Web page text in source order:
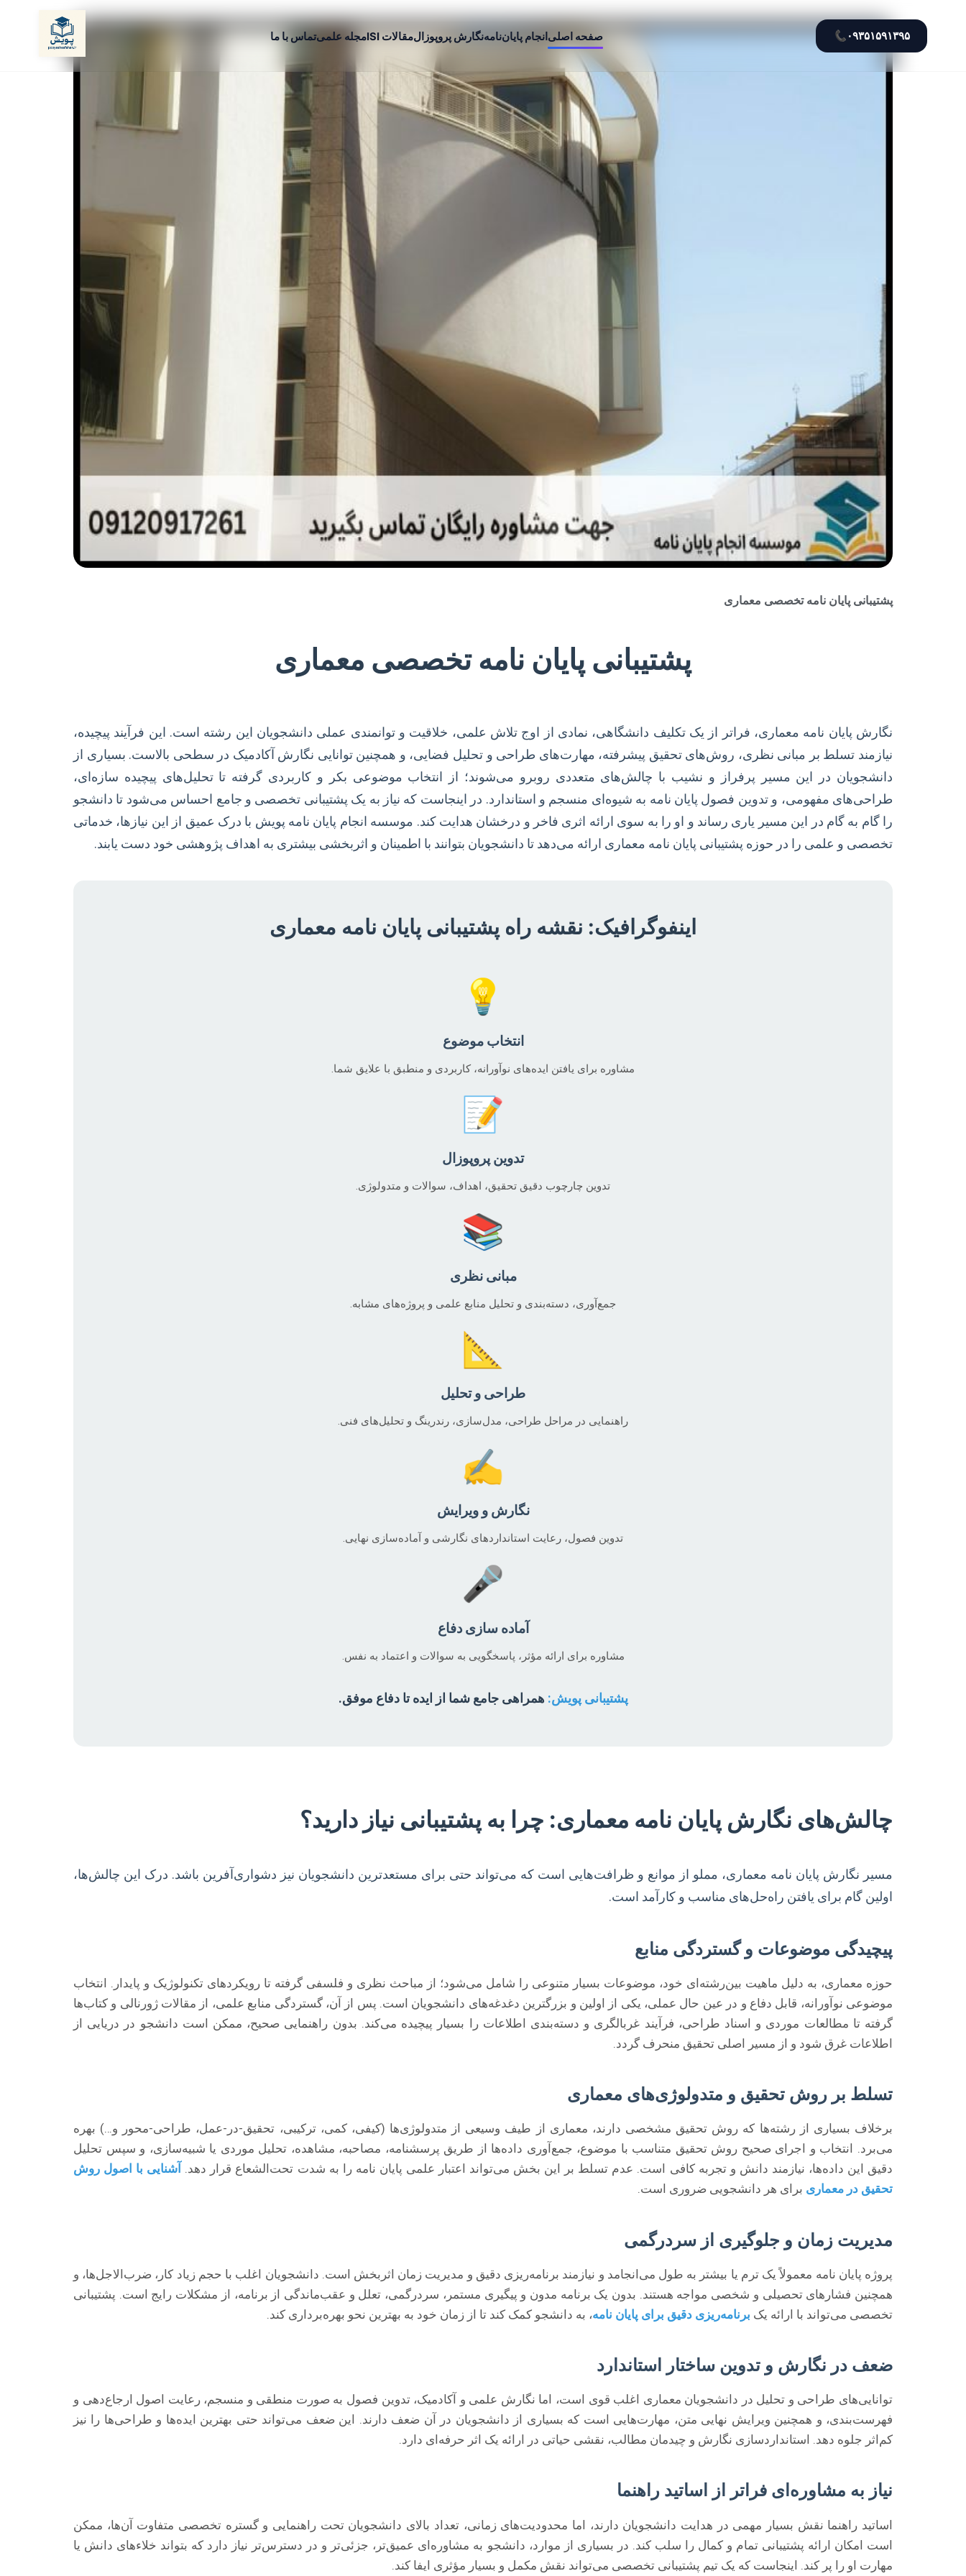
۰۹۳۵۱۵۹۱۳۹۵ 📞 صفحه اصلی انجام پایان‌نامهنگارش پروپوزالمقالات ISI مجله علمیتماس با ما
پشتیبانی پایان نامه تخصصی معماری
پشتیبانی پایان نامه تخصصی معماری
نگارش پایان نامه معماری، فراتر از یک تکلیف دانشگاهی، نمادی از اوج تلاش علمی، خلاقیت و توانمندی عملی دانشجویان این رشته است. این فرآیند پیچیده،
نیازمند تسلط بر مبانی نظری، روش‌های تحقیق پیشرفته، مهارت‌های طراحی و تحلیل فضایی، و همچنین توانایی نگارش آکادمیک در سطحی بالاست. بسیاری از
دانشجویان در این مسیر پرفراز و نشیب با چالش‌های متعددی روبرو می‌شوند؛ از انتخاب موضوعی بکر و کاربردی گرفته تا تحلیل‌های پیچیده سازه‌ای،
طراحی‌های مفهومی، و تدوین فصول پایان نامه به شیوه‌ای منسجم و استاندارد. در اینجاست که نیاز به یک پشتیبانی تخصصی و جامع احساس می‌شود تا دانشجو
را گام به گام در این مسیر یاری رساند و او را به سوی ارائه اثری فاخر و درخشان هدایت کند. موسسه انجام پایان نامه پویش با درک عمیق از این نیازها، خدماتی
تخصصی و علمی را در حوزه پشتیبانی پایان نامه معماری ارائه می‌دهد تا دانشجویان بتوانند با اطمینان و اثربخشی بیشتری به اهداف پژوهشی خود دست یابند.
اینفوگرافیک: نقشه راه پشتیبانی پایان نامه معماری
💡
انتخاب موضوع
مشاوره برای یافتن ایده‌های نوآورانه، کاربردی و منطبق با علایق شما.
📝
تدوین پروپوزال
تدوین چارچوب دقیق تحقیق، اهداف، سوالات و متدولوژی.
📚
مبانی نظری
جمع‌آوری، دسته‌بندی و تحلیل منابع علمی و پروژه‌های مشابه.
📐
طراحی و تحلیل
راهنمایی در مراحل طراحی، مدل‌سازی، رندرینگ و تحلیل‌های فنی.
✍️
نگارش و ویرایش
تدوین فصول، رعایت استانداردهای نگارشی و آماده‌سازی نهایی.
🎤
آماده سازی دفاع
مشاوره برای ارائه مؤثر، پاسخگویی به سوالات و اعتماد به نفس.
پشتیبانی پویش: همراهی جامع شما از ایده تا دفاع موفق.
چالش‌های نگارش پایان نامه معماری: چرا به پشتیبانی نیاز دارید؟
مسیر نگارش پایان نامه معماری، مملو از موانع و ظرافت‌هایی است که می‌تواند حتی برای مستعدترین دانشجویان نیز دشواری‌آفرین باشد. درک این چالش‌ها،
اولین گام برای یافتن راه‌حل‌های مناسب و کارآمد است.
پیچیدگی موضوعات و گستردگی منابع
حوزه معماری، به دلیل ماهیت بین‌رشته‌ای خود، موضوعات بسیار متنوعی را شامل می‌شود؛ از مباحث نظری و فلسفی گرفته تا رویکردهای تکنولوژیک و پایدار. انتخاب
موضوعی نوآورانه، قابل دفاع و در عین حال عملی، یکی از اولین و بزرگترین دغدغه‌های دانشجویان است. پس از آن، گستردگی منابع علمی، از مقالات ژورنالی و کتاب‌ها
گرفته تا مطالعات موردی و اسناد طراحی، فرآیند غربالگری و دسته‌بندی اطلاعات را بسیار پیچیده می‌کند. بدون راهنمایی صحیح، ممکن است دانشجو در دریایی از
اطلاعات غرق شود و از مسیر اصلی تحقیق منحرف گردد.
تسلط بر روش تحقیق و متدولوژی‌های معماری
برخلاف بسیاری از رشته‌ها که روش تحقیق مشخصی دارند، معماری از طیف وسیعی از متدولوژی‌ها (کیفی، کمی، ترکیبی، تحقیق-در-عمل، طراحی-محور و…) بهره
می‌برد. انتخاب و اجرای صحیح روش تحقیق متناسب با موضوع، جمع‌آوری داده‌ها از طریق پرسشنامه، مصاحبه، مشاهده، تحلیل موردی یا شبیه‌سازی، و سپس تحلیل
دقیق این داده‌ها، نیازمند دانش و تجربه کافی است. عدم تسلط بر این بخش می‌تواند اعتبار علمی پایان نامه را به شدت تحت‌الشعاع قرار دهد. آشنایی با اصول روش
تحقیق در معماری برای هر دانشجویی ضروری است.
مدیریت زمان و جلوگیری از سردرگمی
پروژه پایان نامه معمولاً یک ترم یا بیشتر به طول می‌انجامد و نیازمند برنامه‌ریزی دقیق و مدیریت زمان اثربخش است. دانشجویان اغلب با حجم زیاد کار، ضرب‌الاجل‌ها، و
همچنین فشارهای تحصیلی و شخصی مواجه هستند. بدون یک برنامه مدون و پیگیری مستمر، سردرگمی، تعلل و عقب‌ماندگی از برنامه، از مشکلات رایج است. پشتیبانی
تخصصی می‌تواند با ارائه یک برنامه‌ریزی دقیق برای پایان نامه، به دانشجو کمک کند تا از زمان خود به بهترین نحو بهره‌برداری کند.
ضعف در نگارش و تدوین ساختار استاندارد
توانایی‌های طراحی و تحلیل در دانشجویان معماری اغلب قوی است، اما نگارش علمی و آکادمیک، تدوین فصول به صورت منطقی و منسجم، رعایت اصول ارجاع‌دهی و
فهرست‌بندی، و همچنین ویرایش نهایی متن، مهارت‌هایی است که بسیاری از دانشجویان در آن ضعف دارند. این ضعف می‌تواند حتی بهترین ایده‌ها و طراحی‌ها را نیز
کم‌اثر جلوه دهد. استانداردسازی نگارش و چیدمان مطالب، نقشی حیاتی در ارائه یک اثر حرفه‌ای دارد.
نیاز به مشاوره‌ای فراتر از اساتید راهنما
اساتید راهنما نقش بسیار مهمی در هدایت دانشجویان دارند، اما محدودیت‌های زمانی، تعداد بالای دانشجویان تحت راهنمایی و گستره تخصصی متفاوت آن‌ها، ممکن
است امکان ارائه پشتیبانی تمام و کمال را سلب کند. در بسیاری از موارد، دانشجو به مشاوره‌ای عمیق‌تر، جزئی‌تر و در دسترس‌تر نیاز دارد که بتواند خلاءهای دانش یا
مهارت او را پر کند. اینجاست که یک تیم پشتیبانی تخصصی می‌تواند نقش مکمل و بسیار مؤثری ایفا کند.